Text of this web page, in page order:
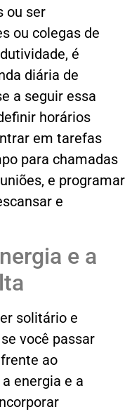
ou ser
ou colegas de
é
diária de
a seguir essa
horários
em tarefas
para chamadas
e programar
e
e a
solitário e
você passar
ao
energia e a